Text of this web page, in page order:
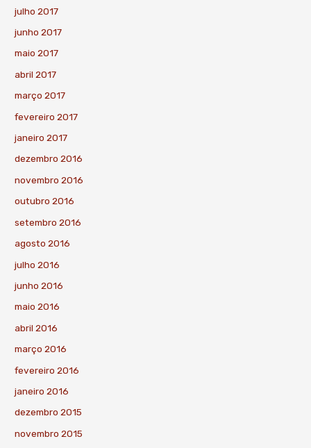
julho 2017
junho 2017
maio 2017
abril 2017
março 2017
fevereiro 2017
janeiro 2017
dezembro 2016
novembro 2016
outubro 2016
setembro 2016
agosto 2016
julho 2016
junho 2016
maio 2016
abril 2016
março 2016
fevereiro 2016
janeiro 2016
dezembro 2015
novembro 2015